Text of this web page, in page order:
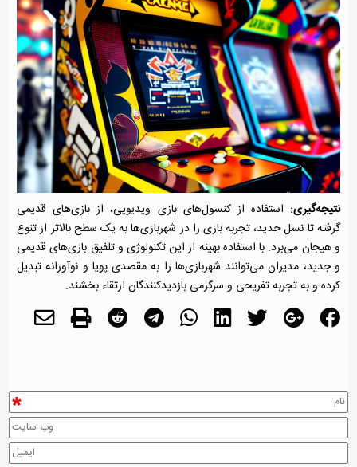
نتیجه‌گیری: استفاده از کنسول‌های بازی ویدیویی، از بازی‌های قدیمی
گرفته تا نسل جدید، تجربه بازی را در شهربازی‌ها به یک سطح بالاتر از تنوع
و هیجان می‌برد. با استفاده بهینه از این تکنولوژی و تلفیق بازی‌های قدیمی
و جدید، مدیران می‌توانند شهربازی‌ها را به مقصدی پویا و نوآورانه تبدیل
کرده و به تجربه تفریحی و سرگرمی بازدیدکنندگان ارتقاء بخشند.
*